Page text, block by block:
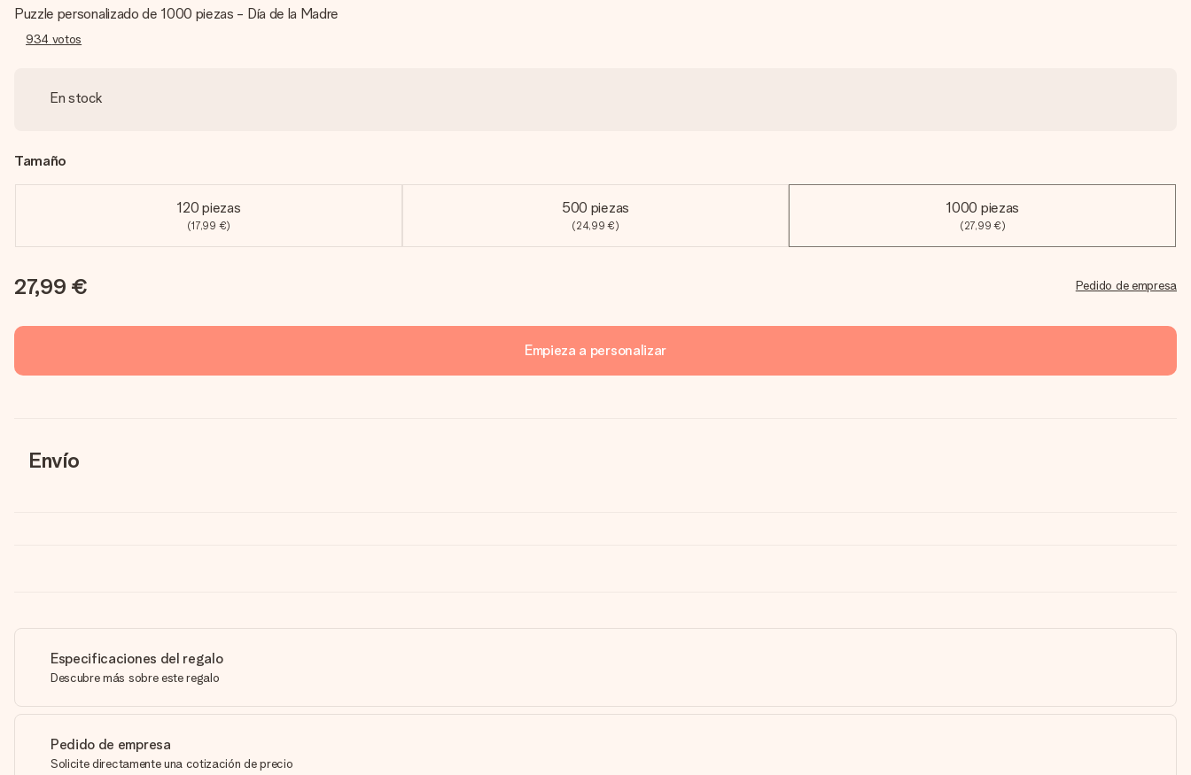
Puzzle personalizado de 1000 piezas - Día de la Madre
934 votos
En stock
Tamaño
120 piezas
(17,99 €)
500 piezas
(24,99 €)
1000 piezas
(27,99 €)
27,99 € Pedido de empresa
Empieza a personalizar
Envío
Especificaciones del regalo
Descubre más sobre este regalo
Pedido de empresa
Solicite directamente una cotización de precio